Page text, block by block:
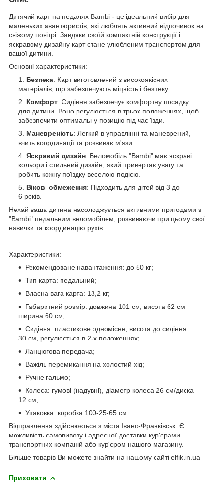
Дитячий карт на педалях Bambi - це ідеальний вибір для
маленьких авантюристів, які люблять активний відпочинок на
свіжому повітрі. Завдяки своїй компактній конструкції і
яскравому дизайну карт стане улюбленим транспортом для
вашої дитини.
Основні характеристики:
Безпека: Карт виготовлений з високоякісних
матеріалів, що забезпечують міцність і безпеку. .
Комфорт: Сидіння забезпечує комфортну посадку
для дитини. Воно регулюється в трьох положеннях, щоб
забезпечити оптимальну позицію під час їзди.
Маневреність: Легкий в управлінні та маневрений,
вчить координації та розвиває м'язи.
Яскравий дизайн: Веломобіль "Bambi" має яскраві
кольори і стильний дизайн, який привертає увагу та
робить кожну поїздку веселою подією.
Вікові обмеження: Підходить для дітей від 3 до
6 років.
Нехай ваша дитина насолоджується активними пригодами з
"Bambi" педальним веломобілем, розвиваючи при цьому свої
навички та координацію рухів.
Характеристики:
Рекомендоване навантаження: до 50 кг;
Тип карта: педальний;
Власна вага карта: 13,2 кг;
Габаритний розмір: довжина 101 см, висота 62 см,
ширина 60 см;
Сидіння: пластикове одномісне, висота до сидіння
30 см, регулюється в 2-х положеннях;
Ланцюгова передача;
Важіль перемикання на холостий хід;
Ручне гальмо;
Колеса: гумові (надувні), діаметр колеса 26 см/диска
12 см;
Упаковка: коробка 100-25-65 см
Відправлення здійснюється з міста Івано-Франківськ. Є
можливість самовивозу і адресної доставки кур'єрами
транспортних компаній або кур'єром нашого магазину.
Більше товарів Ви можете знайти на нашому сайті elfik.in.ua
Приховати